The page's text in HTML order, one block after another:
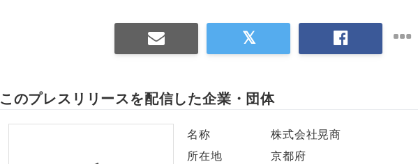
このプレスリリースを配信した企業・団体
名称
株式会社晃商
所在地
京都府